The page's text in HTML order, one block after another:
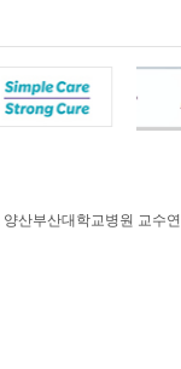
산부산대학교병원 교수